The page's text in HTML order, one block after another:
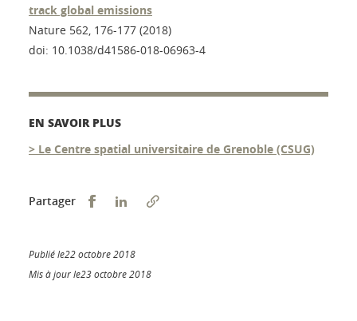
track global emissions
Nature 562, 176-177 (2018)
doi: 10.1038/d41586-018-06963-4
EN SAVOIR PLUS
> Le Centre spatial universitaire de Grenoble (CSUG)
Partager Partager sur Facebook
Partager sur LinkedIn
Publié le22 octobre 2018
Mis à jour le23 octobre 2018